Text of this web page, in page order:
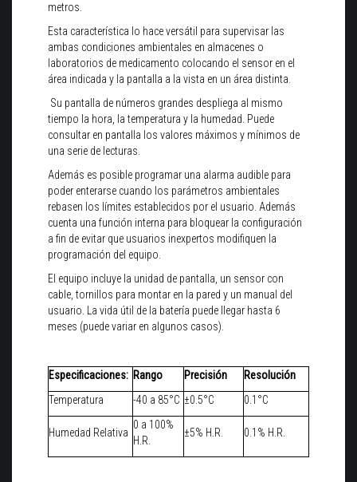
metros.
Esta característica lo hace versátil para supervisar las
ambas condiciones ambientales en almacenes o
laboratorios de medicamento colocando el sensor en el
área indicada y la pantalla a la vista en un área distinta.
Su pantalla de números grandes despliega al mismo
tiempo la hora, la temperatura y la humedad. Puede
consultar en pantalla los valores máximos y mínimos de
una serie de lecturas.
Además es posible programar una alarma audible para
poder enterarse cuando los parámetros ambientales
rebasen los límites establecidos por el usuario. Además
cuenta una función interna para bloquear la configuración
a fin de evitar que usuarios inexpertos modifiquen la
programación del equipo.
El equipo incluye la unidad de pantalla, un sensor con
cable, tornillos para montar en la pared y un manual del
usuario. La vida útil de la batería puede llegar hasta 6
meses (puede variar en algunos casos).
Especificaciones: Rango Precisión
Resolución
Temperatura
-40 a 85°C ±0.5°C 0.1°C
Humedad Relativa
0 a 100%
H.R.
±5% H.R. 0.1% H.R.